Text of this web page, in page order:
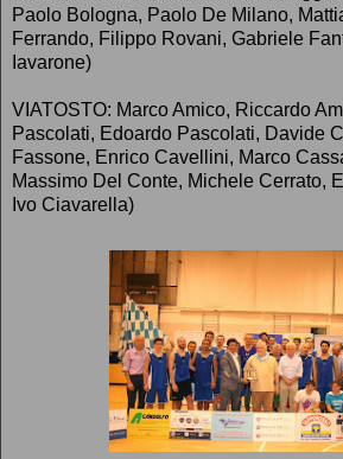
Paolo Bologna, Paolo De Milano,
Ferrando, Filippo Rovani, Gabriele
Iavarone)
VIATOSTO: Marco Amico, Riccardo
Pascolati, Edoardo Pascolati, Davide
Fassone, Enrico Cavellini, Marco
Massimo Del Conte, Michele Cerrato,
Ivo Ciavarella)